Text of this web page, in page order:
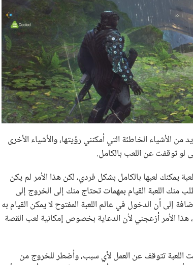
الأشياء الخاطئة التي أمكنني رؤيتها، والأشياء الأخرى
لو توقفت عن اللعب بالكامل.
يمكنك لعبها بالكامل بشكل فردي، لكن هذا الأمر لم يكن
منك اللعبة القيام بمهمات تحتاج منك إلى الخروج إلى
إلى أن الدخول في عالم اللعبة المفتوح لا يمكن القيام به
الأمر أزعجني لأن الدعاية بخصوص إمكانية لعب القصة
اللعبة تتوقف عن العمل لأي سبب، وأضطر للخروج من